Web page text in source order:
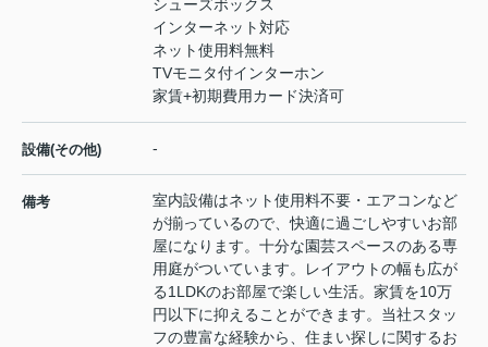
シューズボックス
インターネット対応
ネット使用料無料
TVモニタ付インターホン
家賃+初期費用カード決済可
設備(その他) -
備考
室内設備はネット使用料不要・エアコンなど
が揃っているので、快適に過ごしやすいお部
屋になります。十分な園芸スペースのある専
用庭がついています。レイアウトの幅も広が
る1LDKのお部屋で楽しい生活。家賃を10万
円以下に抑えることができます。当社スタッ
フの豊富な経験から、住まい探しに関するお